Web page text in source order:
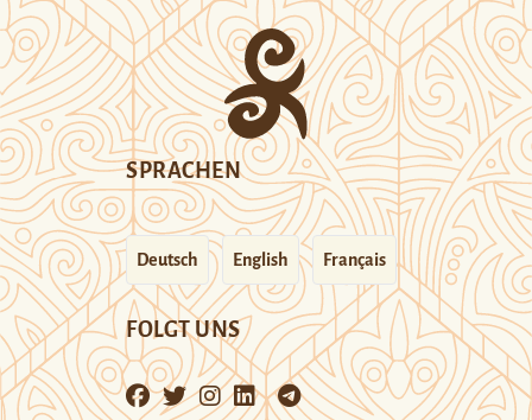
SPRACHEN
Deutsch English Français
FOLGT UNS